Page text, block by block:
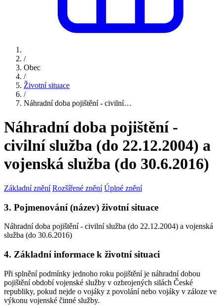
/
Obec
/
Životní situace
/
Náhradní doba pojištění - civilní…
Náhradní doba pojištění -
civilní služba (do 22.12.2004) a
vojenská služba (do 30.6.2016)
Základní znění Rozšířené znění Úplné znění
3. Pojmenování (název) životní situace
Náhradní doba pojištění - civilní služba (do 22.12.2004) a vojenská
služba (do 30.6.2016)
4. Základní informace k životní situaci
Při splnění podmínky jednoho roku pojištění je náhradní dobou
pojištění období vojenské služby v ozbrojených silách České
republiky, pokud nejde o vojáky z povolání nebo vojáky v záloze ve
výkonu vojenské činné služby.